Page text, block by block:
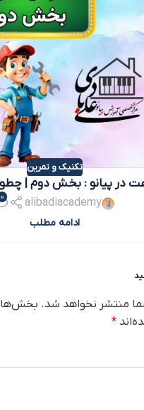
تکنیک و تمرین
در پیانو : بخش دوم |
alibadiacademy
0
ادامه مطلب
منتشر نخواهد شد.
*